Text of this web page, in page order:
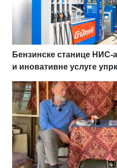
Бензинске станице
и иновативне услуге